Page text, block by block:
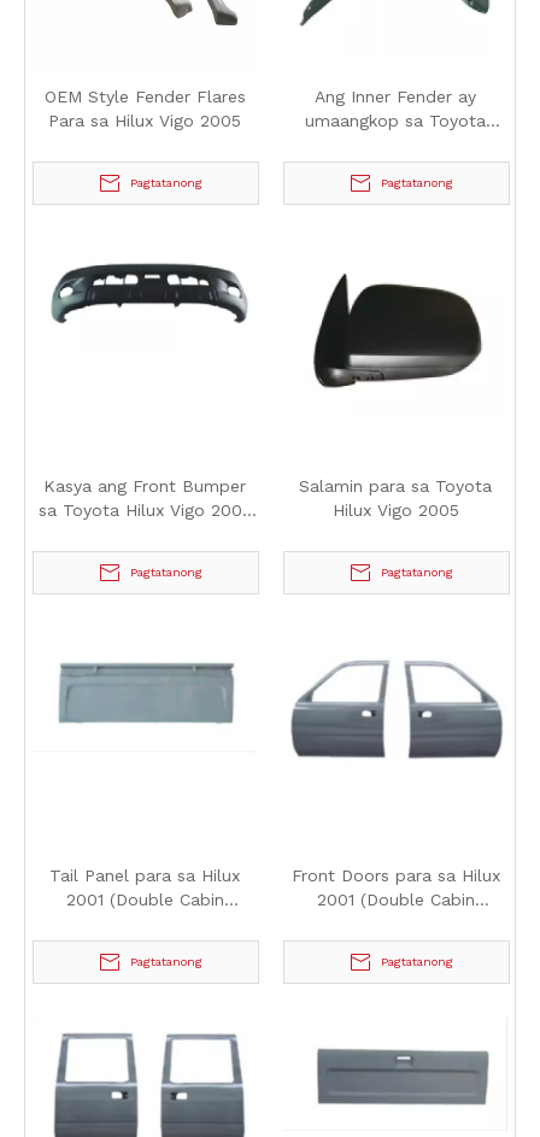
OEM Style Fender Flares
Para sa Hilux Vigo 2005
Pagtatanong
Ang Inner Fender ay
umaangkop sa Toyota
Pagtatanong
Kasya ang Front Bumper
sa Toyota Hilux Vigo 2005
Walang Wheel Brow Hole)
Pagtatanong
Salamin para sa Toyota
Hilux Vigo 2005
Pagtatanong
Tail Panel para sa Hilux
2001 (Double Cabin
Pagtatanong
Front Doors para sa Hilux
2001 (Double Cabin
Pagtatanong